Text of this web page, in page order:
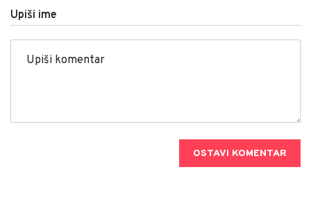
Upiši ime
OSTAVI KOMENTAR